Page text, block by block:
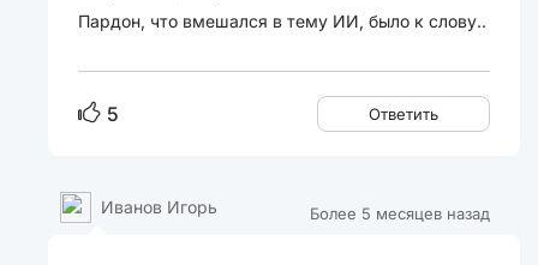
Пардон, что вмешался в тему ИИ, было к слову..
5 Ответить
Более 5 месяцев назад
Иванов Игорь